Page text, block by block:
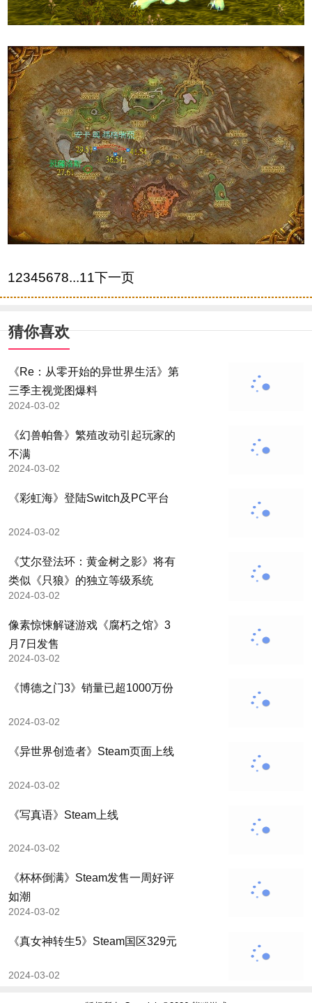
12345678...11下一页
猜你喜欢
《Re：从零开始的异世界生活》第
三季主视觉图爆料
2024-03-02
《幻兽帕鲁》繁殖改动引起玩家的
不满
2024-03-02
《彩虹海》登陆Switch及PC平台
2024-03-02
《艾尔登法环：黄金树之影》将有
类似《只狼》的独立等级系统
2024-03-02
像素惊悚解谜游戏《腐朽之馆》3
月7日发售
2024-03-02
《博德之门3》销量已超1000万份
2024-03-02
《异世界创造者》Steam页面上线
2024-03-02
《写真语》Steam上线
2024-03-02
《杯杯倒满》Steam发售一周好评
如潮
2024-03-02
《真女神转生5》Steam国区329元
2024-03-02